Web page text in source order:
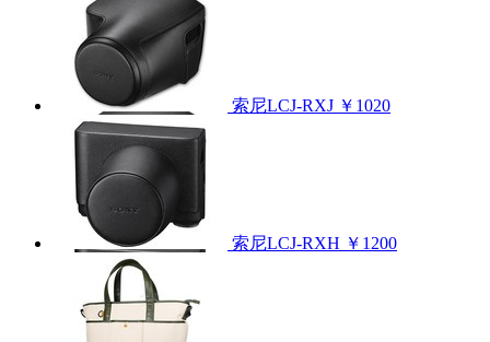
索尼LCJ-RXJ ￥1020
索尼LCJ-RXH ￥1200